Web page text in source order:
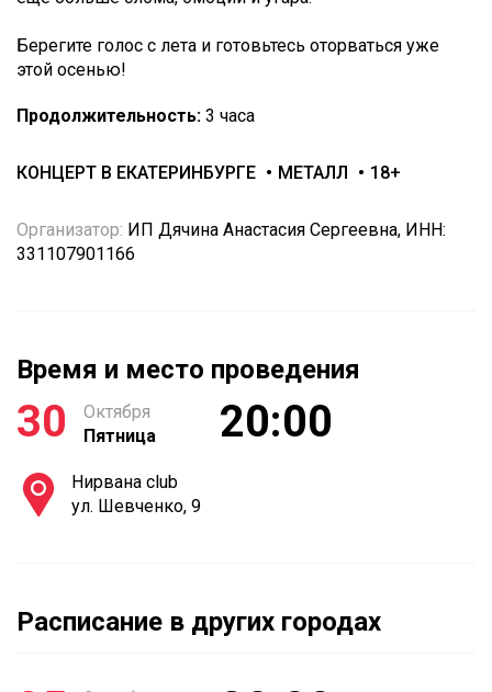
Берегите голос с лета и готовьтесь оторваться уже
этой осенью!
Продолжительность: 3 часа
КОНЦЕРТ В ЕКАТЕРИНБУРГЕ МЕТАЛЛ 18+
Организатор: ИП Дячина Анастасия Сергеевна, ИНН:
331107901166
Время и место проведения
30
Октября
Пятница
20:00
Нирвана club
ул. Шевченко, 9
Расписание в других городах